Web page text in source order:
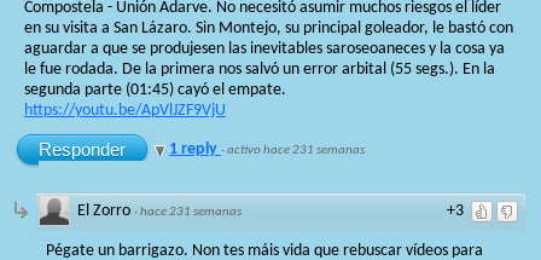
Compostela - Unión Adarve. No necesitó asumir muchos riesgos el líder
en su visita a San Lázaro. Sin Montejo, su principal goleador, le bastó con
aguardar a que se produjesen las inevitables saroseoaneces y la cosa ya
le fue rodada. De la primera nos salvó un error arbital (55 segs.). En la
segunda parte (01:45) cayó el empate.
https://youtu.be/ApVlJZF9VjU
Responder 1 reply ·activo hace 231 semanas
+3
El Zorro ·hace 231 semanas
Pégate un barrigazo. Non tes máis vida que rebuscar vídeos para